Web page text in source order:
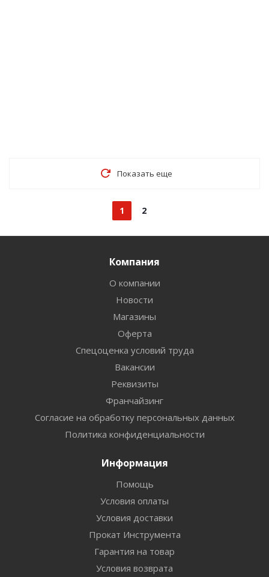
Показать еще
1 2
Компания
О компании
Новости
Магазины
Оферта
Спецоценка условий труда
Вакансии
Реквизиты
Франчайзинг
Согласие на обработку персональных данных
Политика конфиденциальности
Информация
Помощь
Условия оплаты
Условия доставки
Прокат Инструмента
Гарантия на товар
Условия возврата